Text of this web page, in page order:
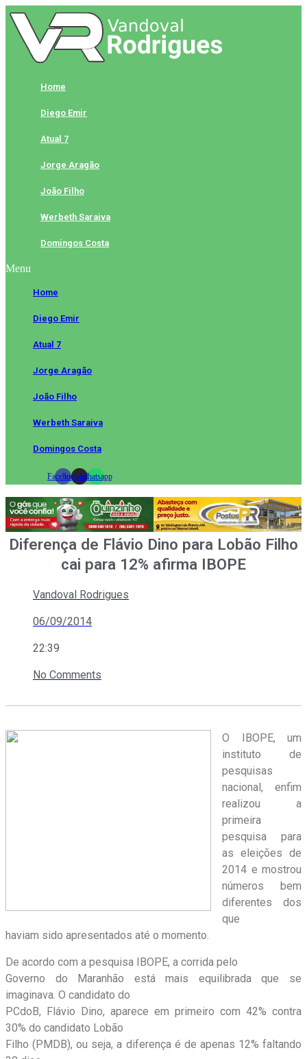
Skip
to
content
Home
Diego Emir
Atual 7
Jorge Aragão
João Filho
Werbeth Saraiva
Domingos Costa
Menu
Home
Diego Emir
Atual 7
Jorge Aragão
João Filho
Werbeth Saraiva
Domingos Costa
FacebookInstagramWhatsapp
Diferença de Flávio Dino para Lobão Filho
cai para 12% afirma IBOPE
Vandoval Rodrigues
06/09/2014
22:39
No Comments
O IBOPE, um
instituto de
pesquisas
nacional, enfim
realizou a
primeira
pesquisa para
as eleições de
2014 e mostrou
números bem
diferentes dos
que
haviam sido apresentados até o momento.
De acordo com a pesquisa IBOPE, a corrida pelo
Governo do Maranhão está mais equilibrada que se
imaginava. O candidato do
PCdoB, Flávio Dino, aparece em primeiro com 42% contra
30% do candidato Lobão
Filho (PMDB), ou seja, a diferença é de apenas 12% faltando